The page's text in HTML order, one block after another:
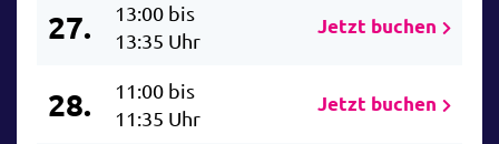
27.
13:00 bis
13:35 Uhr
Jetzt buchen
28.
11:00 bis
11:35 Uhr
Jetzt buchen